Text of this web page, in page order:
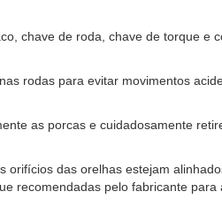
chave de roda, chave de torque e
rodas para evitar movimentos
as porcas e cuidadosamente
das orelhas estejam
recomendadas pelo fabricante